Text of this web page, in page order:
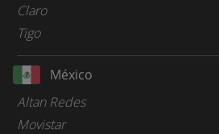
Claro
Tigo
México
Altan Redes
Movistar